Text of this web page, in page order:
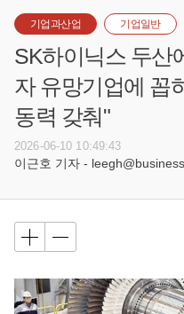
기업과산업 기업일반
SK하이닉스 두산
자 유망기업에 꼽
동력 갖춰"
2026-06-10 10:49:43
이근호 기자 -